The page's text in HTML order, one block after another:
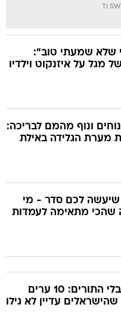
שלא שמעתי טוב":
מגל על איזנקוט וילדיו
ונוף מהמם לבריכה:
מערת הגלידה באילת
שיעשה לכם סדר - מי
שהכי מתאימה לעמדות
אירופה בלי התורים: 10 ערים
עדיין לא גילו